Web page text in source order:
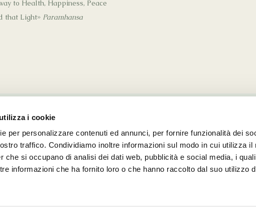
i cookie
per personalizzare contenuti ed annunci, per fornire funzionalità dei
traffico. Condividiamo inoltre informazioni sul modo in cui utilizza il
che si occupano di analisi dei dati web, pubblicità e social media, i
informazioni che ha fornito loro o che hanno raccolto dal suo utilizzo
to Health, Happiness, Peace
that Light» Paramhansa
© 2026 Kriya Healing. All Rights Reserved.
Vocabolo Porziano, 104 | 06081, Assisi (PG) Italy
healing@kriyahealing.com
Credits design